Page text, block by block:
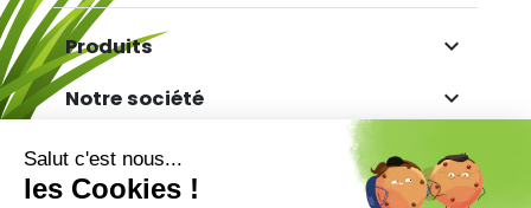
Produits 
Notre société 
Votre compte 
Informations